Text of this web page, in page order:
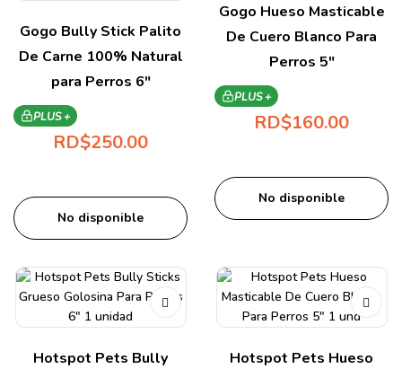
Gogo Bully Stick Palito
De Carne 100% Natural
para Perros 6″
PLUS +
RD$250.00
No disponible
Gogo Hueso Masticable
De Cuero Blanco Para
Perros 5″
PLUS +
RD$160.00
No disponible
Hotspot Pets Bully
Hotspot Pets Hueso